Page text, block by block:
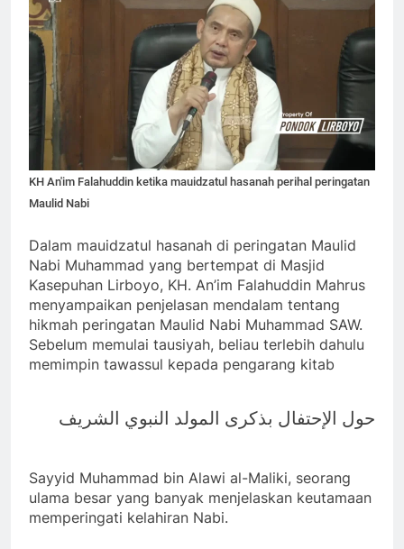
KH An'im Falahuddin ketika mauidzatul hasanah perihal peringatan
Maulid Nabi
Dalam mauidzatul hasanah di peringatan Maulid
Nabi Muhammad yang bertempat di Masjid
Kasepuhan Lirboyo, KH. An’im Falahuddin Mahrus
menyampaikan penjelasan mendalam tentang
hikmah peringatan Maulid Nabi Muhammad SAW.
Sebelum memulai tausiyah, beliau terlebih dahulu
memimpin tawassul kepada pengarang kitab
حول الإحتفال بذكرى المولد النبوي الشريف
Sayyid Muhammad bin Alawi al-Maliki, seorang
ulama besar yang banyak menjelaskan keutamaan
memperingati kelahiran Nabi.